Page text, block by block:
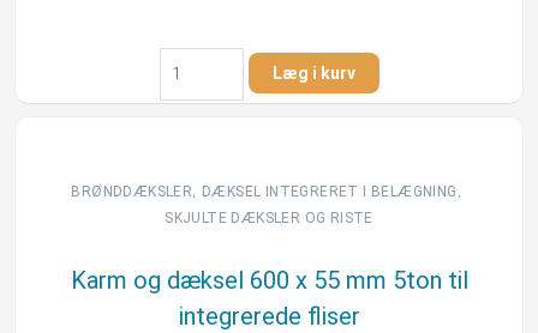
Karm
og
dæksel
t.
græsplænen
antal
Læg i kurv
BRØNDDÆKSLER, DÆKSEL INTEGRERET I BELÆGNING​ ,
SKJULTE DÆKSLER OG RISTE
Karm og dæksel 600 x 55 mm 5ton til
integrerede fliser